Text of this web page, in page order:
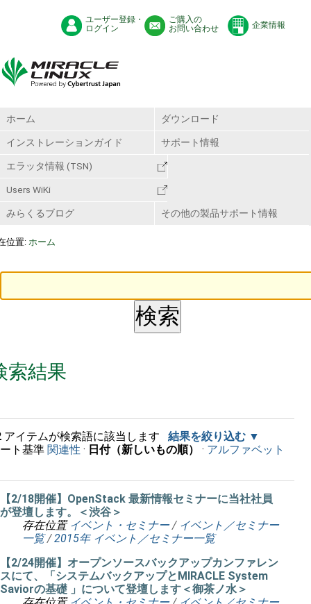
ユーザー登録・
ログイン
ご購入の
お問い合わせ
企業情報
ホーム ダウンロード
インストレーションガイド サポート情報
エラッタ情報 (TSN)
Users WiKi
みらくるブログ その他の製品サポート情報
位置: ホーム
索結果
アイテムが検索語に該当します
結果を絞り込む
ト基準 関連性 · 日付（新しいもの順） · アルファベット
【2/18開催】OpenStack 最新情報セミナーに当社社員
が登壇します。＜渋谷＞
存在位置 イベント・セミナー / イベント／セミナー
一覧 /2015年 イベント／セミナー一覧
【2/24開催】オープンソースバックアップカンファレン
スにて、「システムバックアップとMIRACLE System
Saviorの基礎 」について登壇します＜御茶ノ水＞